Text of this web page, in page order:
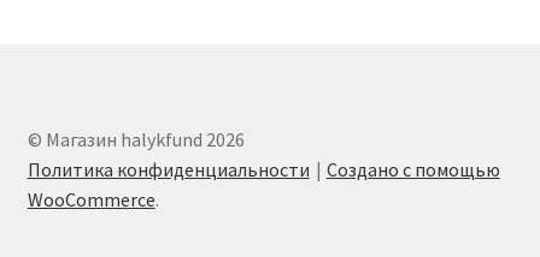
© Магазин halykfund 2026
Политика конфиденциальности
Создано с помощью
WooCommerce.